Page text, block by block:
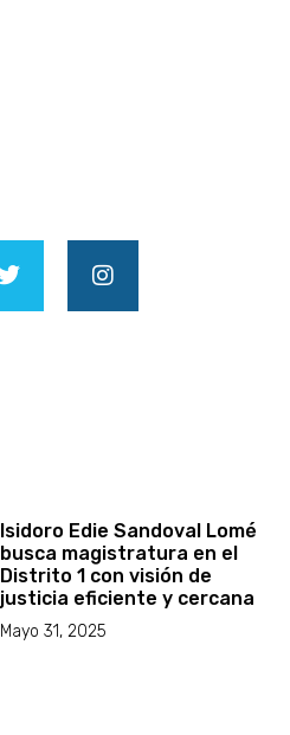
Isidoro Edie Sandoval Lomé
busca magistratura en el
Distrito 1 con visión de
justicia eficiente y cercana
Mayo 31, 2025